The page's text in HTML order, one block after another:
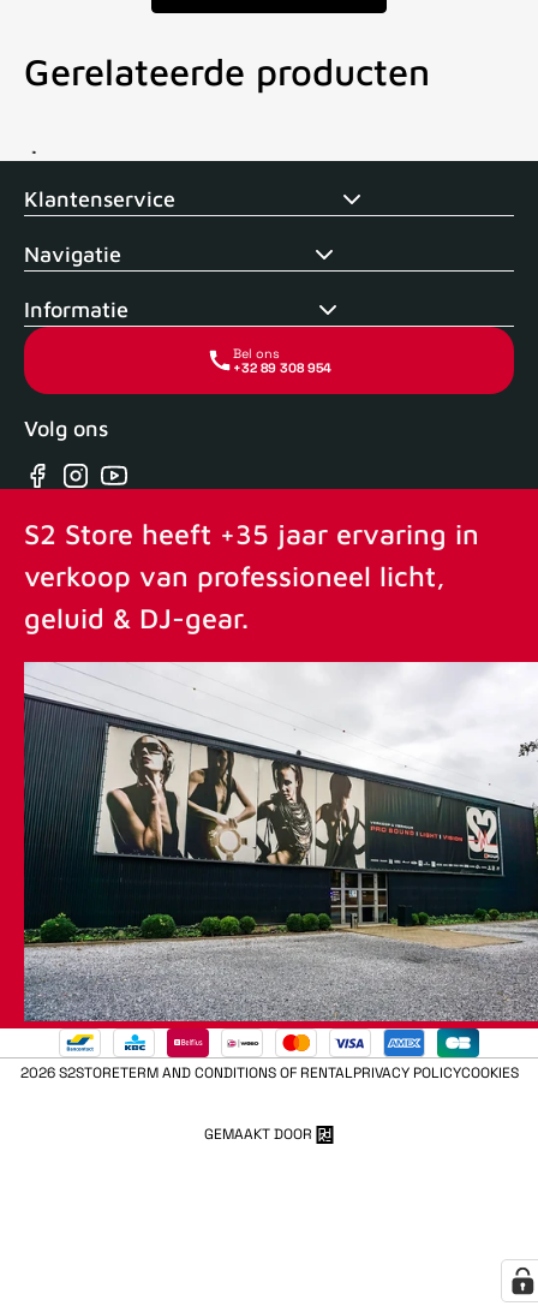
Gerelateerde producten
Voor 15uur besteld, zelfde dag verstuurd Echte winkel +35
Klantenservice
Navigatie
Informatie
Bel ons
+32 89 308 954
Volg ons
Facebook
Instagram
YouTube
S2 Store heeft +35 jaar ervaring in
verkoop van professioneel licht,
geluid & DJ-gear.
2026 S2STORETERM AND CONDITIONS OF RENTALPRIVACY POLICYCOOKIES
GEMAAKT DOOR